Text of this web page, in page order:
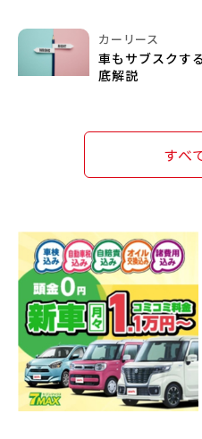
カーリース
車もサブスクす
底解説
すべ